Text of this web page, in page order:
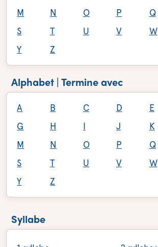
M
N O P Q
S
T U V W
Y
Z
Alphabet | Termine avec
A B C D E
G
H I J K
M
N O P Q
S
T U V W
Y
Z
Syllabe